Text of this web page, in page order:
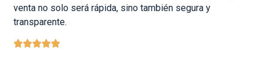
venta no solo será rápida, sino también segura y
transparente.